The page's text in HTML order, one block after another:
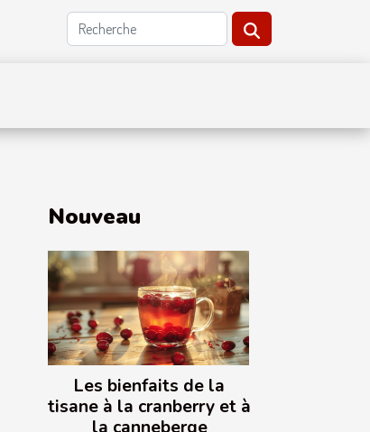
Nouveau
Les bienfaits de la
tisane à la cranberry et à